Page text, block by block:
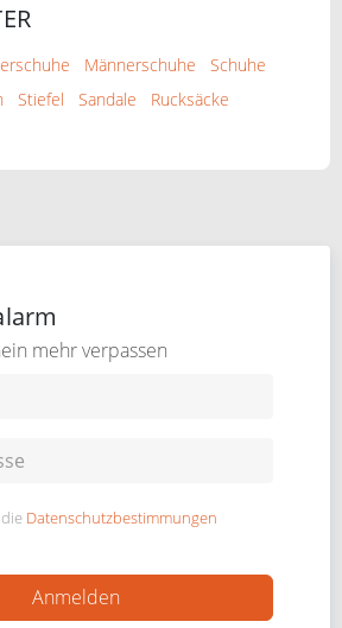
Männerschuhe
Schuhe
Stiefel Sandale
Rucksäcke
mehr verpassen
Datenschutzbestimmungen